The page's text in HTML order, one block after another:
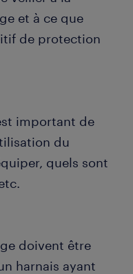
et à ce que
de protection
important de
du
quels sont
doivent être
harnais ayant